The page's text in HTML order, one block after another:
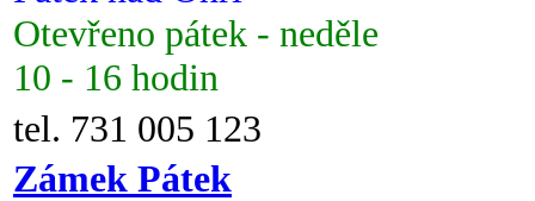
Otevřeno pátek - neděle
10 - 16 hodin
tel. 731 005 123
Zámek Pátek